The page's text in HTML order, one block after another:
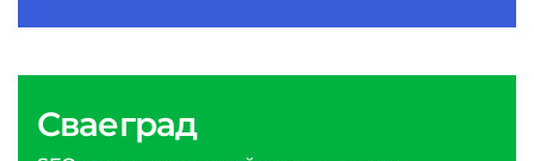
Сваеград